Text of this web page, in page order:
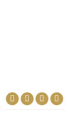
FacebookLinkedin